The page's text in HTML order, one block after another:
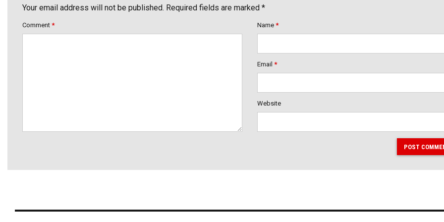
Your email address will not be published. Required fields are marked *
Comment * Name *
Email *
Website
POST